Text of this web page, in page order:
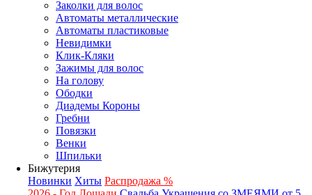
Заколки для волос
Автоматы металлические
Автоматы пластиковые
Невидимки
Клик-Кляки
Зажимы для волос
На голову
Ободки
Диадемы Короны
Гребни
Повязки
Венки
Шпильки
Бижутерия
Новинки Хиты Распродажа %